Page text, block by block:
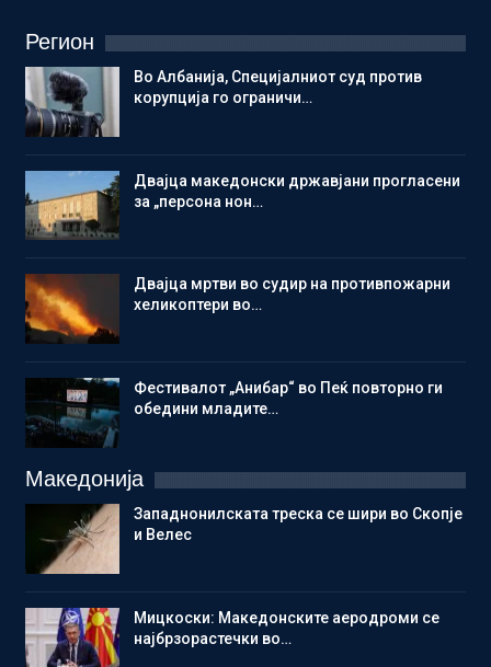
Регион
Во Албанија, Специјалниот суд против
корупција го ограничи…
Двајца македонски државјани прогласени
за „персона нон…
Двајца мртви во судир на противпожарни
хеликоптери во…
Фестивалот „Анибар“ во Пеќ повторно ги
обедини младите…
Македонија
Западнонилската треска се шири во Скопје
и Велес
Мицкоски: Македонските аеродроми се
најбрзорастечки во…